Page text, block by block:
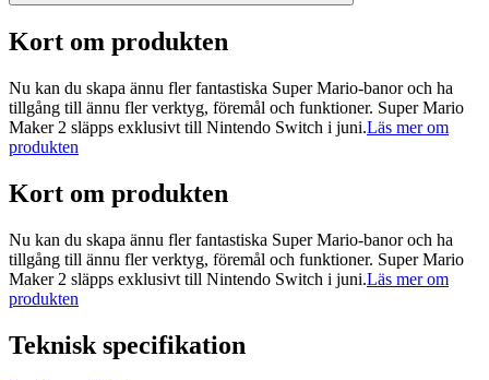
Kort om produkten
Nu kan du skapa ännu fler fantastiska Super Mario-banor och ha
tillgång till ännu fler verktyg, föremål och funktioner. Super Mario
Maker 2 släpps exklusivt till Nintendo Switch i juni.Läs mer om
produkten
Kort om produkten
Nu kan du skapa ännu fler fantastiska Super Mario-banor och ha
tillgång till ännu fler verktyg, föremål och funktioner. Super Mario
Maker 2 släpps exklusivt till Nintendo Switch i juni.Läs mer om
produkten
Teknisk specifikation